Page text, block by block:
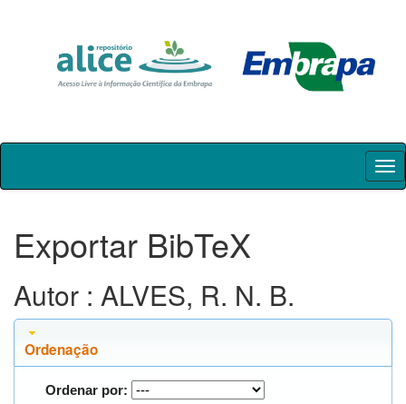
Skip
Exportar BibTeX
Autor : ALVES, R. N. B.
Ordenação
Ordenar por: